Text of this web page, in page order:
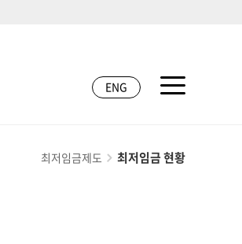
ENG
최저임금제도 최저임금 현황